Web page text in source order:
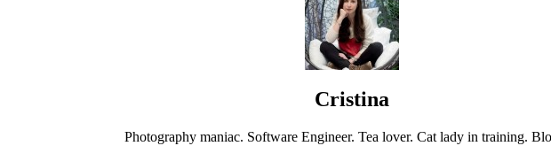
Cristina
Photography maniac. Software Engineer. Tea lover. Cat lady in training.